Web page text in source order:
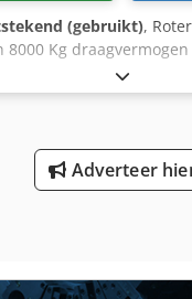
(gebruikt),
8000 Kg
Snelheid en
Ezdnjfx Aagsf 0,02
toestand optisch en
Adverteer